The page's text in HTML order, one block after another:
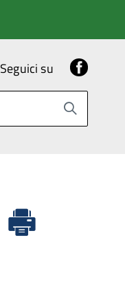
Seguici su